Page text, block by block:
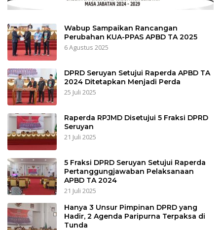
Wabup Sampaikan Rancangan
Perubahan KUA-PPAS APBD TA 2025
6 Agustus 2025
DPRD Seruyan Setujui Raperda APBD TA
2024 Ditetapkan Menjadi Perda
25 Juli 2025
Raperda RPJMD Disetujui 5 Fraksi DPRD
Seruyan
21 Juli 2025
5 Fraksi DPRD Seruyan Setujui Raperda
Pertanggungjawaban Pelaksanaan
APBD TA 2024
21 Juli 2025
Hanya 3 Unsur Pimpinan DPRD yang
Hadir, 2 Agenda Paripurna Terpaksa di
Tunda